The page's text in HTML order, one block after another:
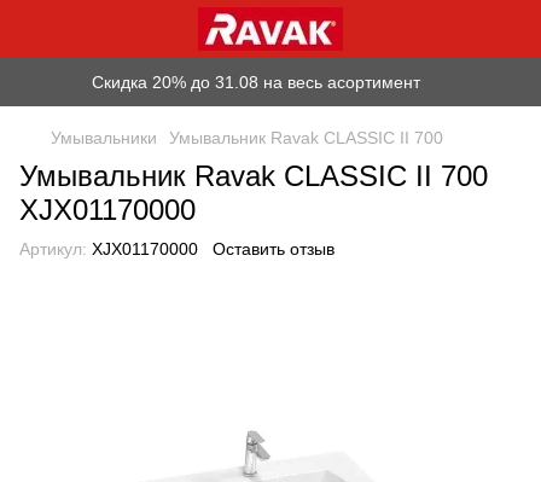
Скидка 20% до 31.08 на весь асортимент
Умывальники Умывальник Ravak CLASSIC II 700
Умывальник Ravak CLASSIC II 700
XJX01170000
Артикул: XJX01170000 Оставить отзыв